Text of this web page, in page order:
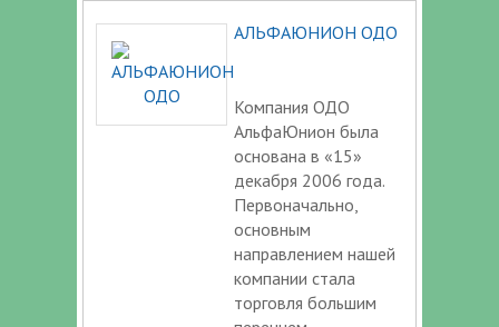
АЛЬФАЮНИОН ОДО
Компания ОДО
АльфаЮнион была
основана в «15»
декабря 2006 года.
Первоначально,
основным
направлением нашей
компании стала
торговля большим